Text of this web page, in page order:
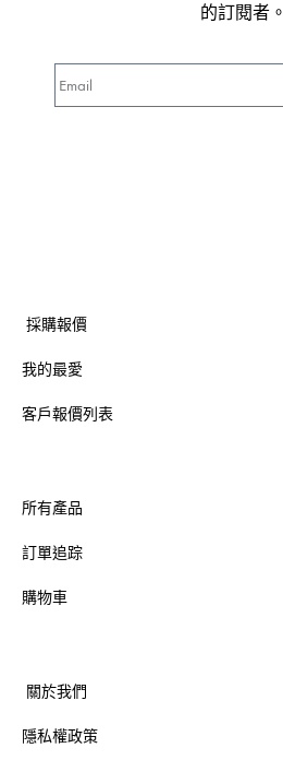
的訂閱者。
採購報價
我的最愛
客戶報價列表
所有產品
訂單追踪
購物車
關於我們
隱私權政策